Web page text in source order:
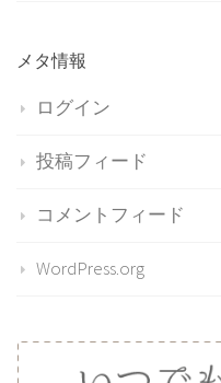
メタ情報
ログイン
投稿フィード
コメントフィード
WordPress.org